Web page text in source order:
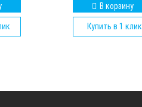
В корзину
Купить в 1 клик